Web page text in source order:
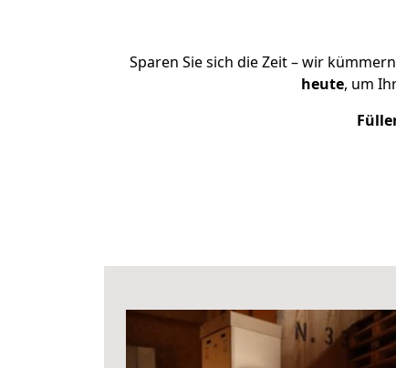
Sparen Sie sich die Zeit – wir
heute, um